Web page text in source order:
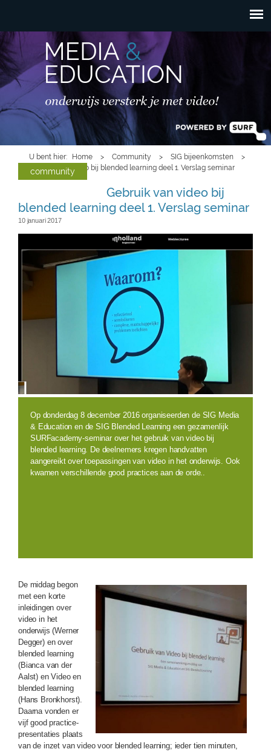
Overslaan en naar de
inhoud gaan
HOOFDMENU
U bent hier Home > Community > SIG bijeenkomsten
>
Gebruik van video bij blended learning deel 1. Verslag seminar
community
Gebruik van video bij
blended learning deel 1. Verslag seminar
10 januari 2017
logosigme-aangepast2.png
Op donderdag 8 december 2016 organiseerden de SIG Media
& Education en de SIG Blended Learning een gezamenlijk
SURFacademy-seminar over het gebruik van video bij
blended learning. De deelnemers kregen handvatten
aangereikt over toepassingen van video in het onderwijs. Ook
kwamen verschillende good practices aan de orde..
De middag begon
met een korte
inleidingen over
video in het
onderwijs (Werner
Degger) en over
blended learning
(Bianca van der
Aalst) en Video en
blended learning
(Hans Bronkhorst).
Daarna vonden er
vijf good practice-
presentaties plaats
van de inzet van video voor blended learning; ieder tien minuten,